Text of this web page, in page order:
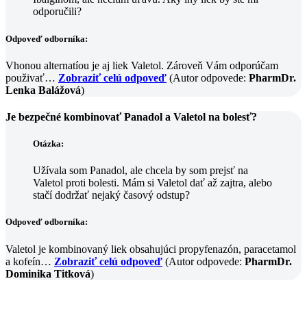
odporučili?
Odpoveď odborníka:
Vhonou alternatíou je aj liek Valetol. Zároveň Vám odporúčam
použivať… Zobraziť celú odpoveď (Autor odpovede: PharmDr.
Lenka Balážová)
Je bezpečné kombinovať Panadol a Valetol na bolesť?
Otázka:
Užívala som Panadol, ale chcela by som prejsť na
Valetol proti bolesti. Mám si Valetol dať až zajtra, alebo
stačí dodržať nejaký časový odstup?
Odpoveď odborníka:
Valetol je kombinovaný liek obsahujúci propyfenazón, paracetamol
a kofeín… Zobraziť celú odpoveď (Autor odpovede: PharmDr.
Dominika Titková)